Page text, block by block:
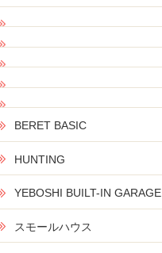
BERET BASIC
HUNTING
YEBOSHI BUILT-IN GARAGE
スモールハウス